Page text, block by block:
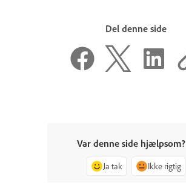
Del denne side
Var denne side hjælpsom?
Ja tak Ikke rigtig